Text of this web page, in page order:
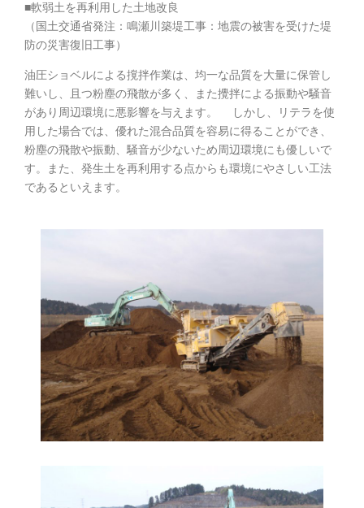
■軟弱土を再利用した土地改良
（国土交通省発注：鳴瀬川築堤工事：地震の被害を受けた堤
防の災害復旧工事）
油圧ショベルによる撹拌作業は、均一な品質を大量に保管し
難いし、且つ粉塵の飛散が多く、また攪拌による振動や騒音
があり周辺環境に悪影響を与えます。 しかし、リテラを使
用した場合では、優れた混合品質を容易に得ることができ、
粉塵の飛散や振動、騒音が少ないため周辺環境にも優しいで
す。また、発生土を再利用する点からも環境にやさしい工法
であるといえます。